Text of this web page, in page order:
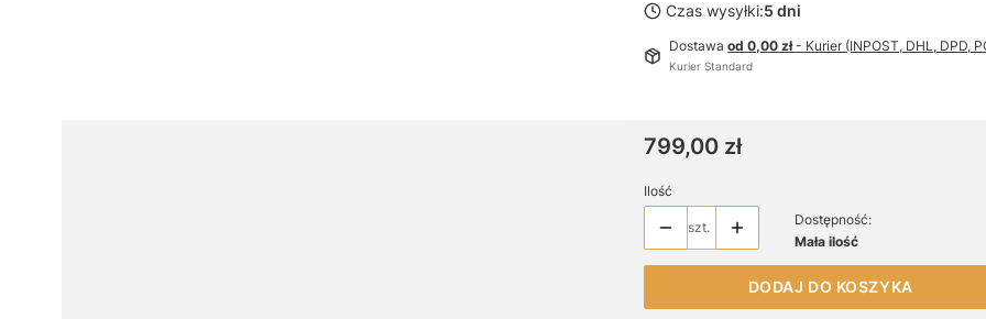
Czas wysyłki:5 dni
Dostawaod 0,00 zł- Kurier (INPOST, DHL, DPD,
Kurier Standard
Cena
799,00 zł
Ilość
szt.
Dostępność:
Mała ilość
DODAJ DO KOSZYKA